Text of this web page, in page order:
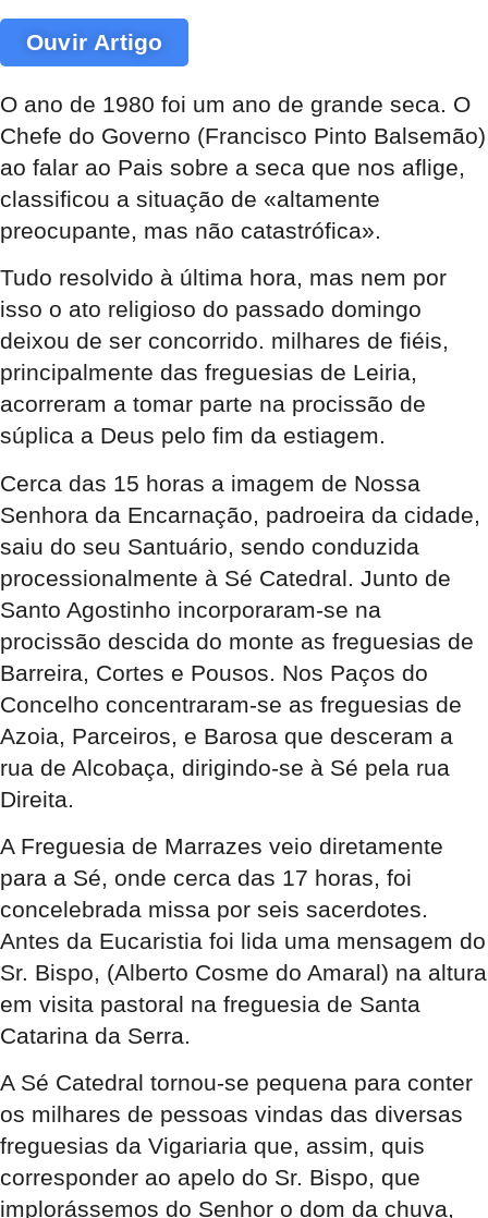
Ouvir Artigo
O ano de 1980 foi um ano de grande seca. O
Chefe do Governo (Francisco Pinto Balsemão)
ao falar ao Pais sobre a seca que nos aflige,
classificou a situação de «altamente
preocupante, mas não catastrófica».
Tudo resolvido à última hora, mas nem por
isso o ato religioso do passado domingo
deixou de ser concorrido. milhares de fiéis,
principalmente das freguesias de Leiria,
acorreram a tomar parte na procissão de
súplica a Deus pelo fim da estiagem.
Cerca das 15 horas a imagem de Nossa
Senhora da Encarnação, padroeira da cidade,
saiu do seu Santuário, sendo conduzida
processionalmente à Sé Catedral. Junto de
Santo Agostinho incorporaram-se na
procissão descida do monte as freguesias de
Barreira, Cortes e Pousos. Nos Paços do
Concelho concentraram-se as freguesias de
Azoia, Parceiros, e Barosa que desceram a
rua de Alcobaça, dirigindo-se à Sé pela rua
Direita.
A Freguesia de Marrazes veio diretamente
para a Sé, onde cerca das 17 horas, foi
concelebrada missa por seis sacerdotes.
Antes da Eucaristia foi lida uma mensagem do
Sr. Bispo, (Alberto Cosme do Amaral) na altura
em visita pastoral na freguesia de Santa
Catarina da Serra.
A Sé Catedral tornou-se pequena para conter
os milhares de pessoas vindas das diversas
freguesias da Vigariaria que, assim, quis
corresponder ao apelo do Sr. Bispo, que
implorássemos do Senhor o dom da chuva,